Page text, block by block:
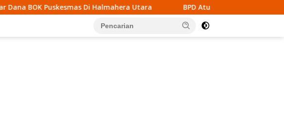
Di Halmahera Utara BPD Atubul Dol Kepulauan Tanimbar Gelar